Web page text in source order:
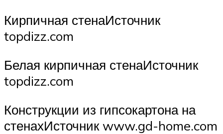
Кирпичная стенаИсточник
topdizz.com
Белая кирпичная стенаИсточник
topdizz.com
Конструкции из гипсокартона на
стенахИсточник www.gd-home.com